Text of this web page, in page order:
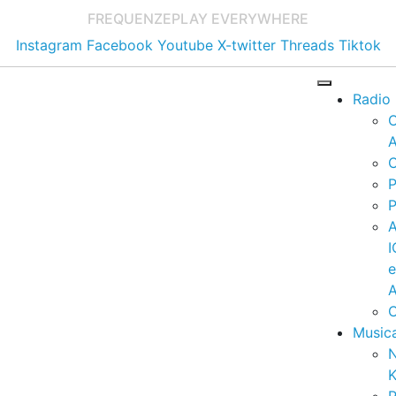
FREQUENZEPLAY EVERYWHERE
Instagram Facebook Youtube X-twitter Threads Tiktok
Radio
e